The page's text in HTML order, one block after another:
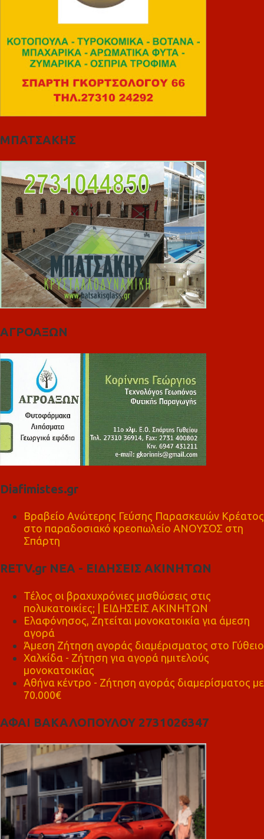
ΜΠΑΤΣΑΚΗΣ
ΑΓΡΟΑΞΩΝ
Diafimistes.gr
Βραβείο Ανώτερης Γεύσης Παρασκευών Κρέατος
στο παραδοσιακό κρεοπωλείο ΑΝΟΥΣΟΣ στη
Σπάρτη
RETV.gr ΝΕΑ - ΕΙΔΗΣΕΙΣ ΑΚΙΝΗΤΩΝ
Τέλος οι βραχυχρόνιες μισθώσεις στις
πολυκατοικίες; | ΕΙΔΗΣΕΙΣ ΑΚΙΝΗΤΩΝ
Ελαφόνησος, Ζητείται μονοκατοικία για άμεση
αγορά
Άμεση Ζήτηση αγοράς διαμέρισματος στο Γύθειο
Χαλκίδα - Ζήτηση για αγορά ημιτελούς
μονοκατοικίας
Αθήνα κέντρο - Ζήτηση αγοράς διαμερίσματος με
70.000€
ΑΦΑΙ ΒΑΚΑΛΟΠΟΥΛΟΥ 2731026347